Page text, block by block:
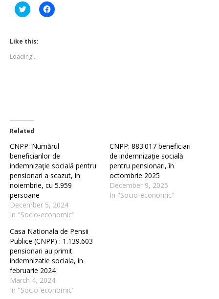
Click
to
Twitter
(Opens
in
window)
Click
to
Like this:
Loading...
Related
CNPP: Numărul
beneficiarilor de
indemnizaţie socială pentru
pensionari a scazut, in
noiembrie, cu 5.959
persoane
December 5, 2024
In "Socio-economic"
CNPP: 883.017 beneficiari
de indemnizație socială
pentru pensionari, în
octombrie 2025
December 9, 2025
In "Socio-economic"
Casa Nationala de Pensii
Publice (CNPP) : 1.139.603
pensionari au primit
indemnizatie sociala, in
februarie 2024
March 4, 2024
In "Socio-economic"